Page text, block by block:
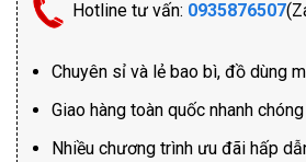
Hotline tư vấn: 0935876507
Chuyên sỉ và lẻ bao bì, đồ dùng
Giao hàng toàn quốc nhanh chóng
Nhiều chương trình ưu đãi hấp